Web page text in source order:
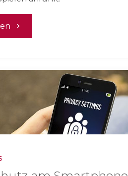
"Mama-